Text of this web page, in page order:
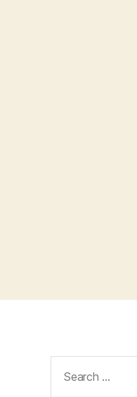
for: